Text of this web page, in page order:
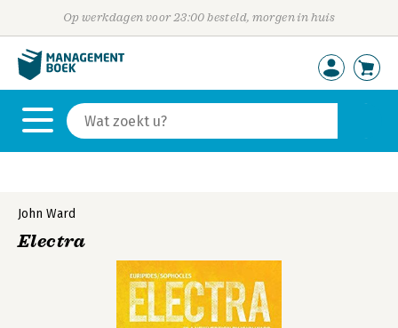
Op werkdagen voor 23:00 besteld, morgen in huis
John Ward
Electra